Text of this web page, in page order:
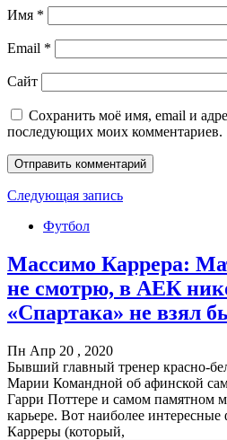
Имя *
Email *
Сайт
Сохранить моё имя, email и
последующих моих комментариев.
Следующая запись
Футбол
Массимо Каррера:
не смотрю, в АЕК
«Спартака» не взял
Пн Апр 20 , 2020
Бывший главный тренер красно-
Марии Командной об афинской
Гарри Поттере и самом памятном
карьере. Вот наиболее
Карреры (который,